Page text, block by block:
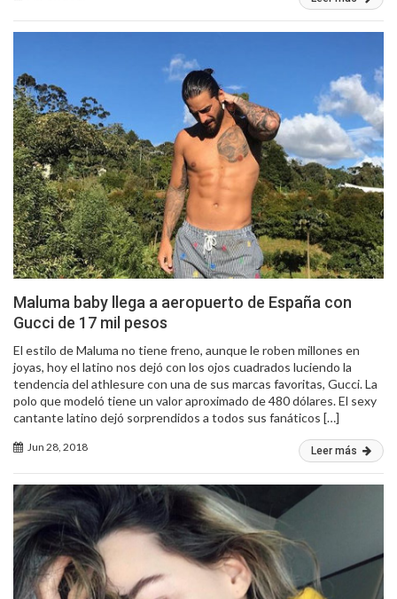
Maluma baby llega a aeropuerto de España con
Gucci de 17 mil pesos
El estilo de Maluma no tiene freno, aunque le roben millones en
joyas, hoy el latino nos dejó con los ojos cuadrados luciendo la
tendencia del athlesure con una de sus marcas favoritas, Gucci. La
polo que modeló tiene un valor aproximado de 480 dólares. El sexy
cantante latino dejó sorprendidos a todos sus fanáticos […]
Jun 28, 2018 Leer más